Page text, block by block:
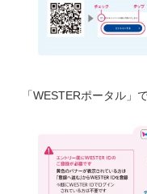
「WESTERポータル」